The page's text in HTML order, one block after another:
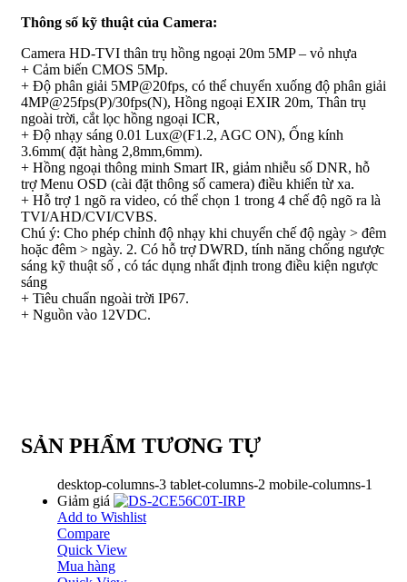
Thông số kỹ thuật của Camera:
Camera HD-TVI thân trụ hồng ngoại 20m 5MP – vỏ nhựa
+ Cảm biến CMOS 5Mp.
+ Độ phân giải 5MP@20fps, có thể chuyển xuống độ phân giải
4MP@25fps(P)/30fps(N), Hồng ngoại EXIR 20m, Thân trụ
ngoài trời, cắt lọc hồng ngoại ICR,
+ Độ nhạy sáng 0.01 Lux@(F1.2, AGC ON), Ống kính
3.6mm( đặt hàng 2,8mm,6mm).
+ Hồng ngoại thông minh Smart IR, giảm nhiễu số DNR, hỗ
trợ Menu OSD (cài đặt thông số camera) điều khiển từ xa.
+ Hỗ trợ 1 ngõ ra video, có thể chọn 1 trong 4 chế độ ngõ ra là
TVI/AHD/CVI/CVBS.
Chú ý: Cho phép chỉnh độ nhạy khi chuyển chế độ ngày > đêm
hoặc đêm > ngày. 2. Có hỗ trợ DWRD, tính năng chống ngược
sáng kỹ thuật số , có tác dụng nhất định trong điều kiện ngược
sáng
+ Tiêu chuẩn ngoài trời IP67.
+ Nguồn vào 12VDC.
SẢN PHẨM TƯƠNG TỰ
desktop-columns-3 tablet-columns-2 mobile-columns-1
Giảm giá
Add to Wishlist
Compare
Quick View
Mua hàng